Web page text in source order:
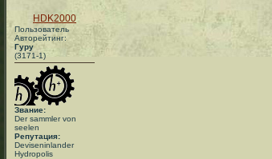
HDK2000
Пользователь
Авторейтинг:
Гуру
(3171-1)
Звание:
Der sammler von
seelen
Репутация:
Deviseninlander
Hydropolis